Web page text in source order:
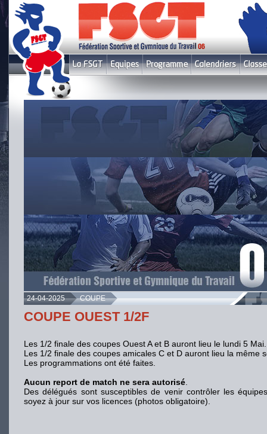
24-04-2025 COUPE
COUPE OUEST 1/2F
Les 1/2 finale des coupes Ouest A et B auront lieu le lundi 5 Mai.
Les 1/2 finale des coupes amicales C et D auront lieu la même
Les programmations ont été faites.
Aucun report de match ne sera autorisé
Des délégués sont susceptibles de venir contrôler les
soyez à jour sur vos licences (photos obligatoire).
Le fil infos